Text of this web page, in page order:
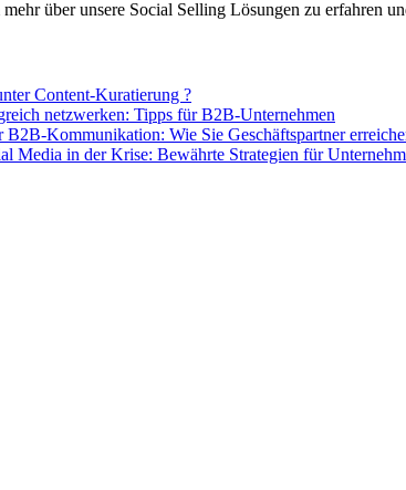
mehr über unsere Social Selling Lösungen zu erfahren
Content-Kuratierung ?
netzwerken: Tipps für B2B-Unternehmen
B2B-Kommunikation: Wie Sie Geschäftspartner
Media in der Krise: Bewährte Strategien für